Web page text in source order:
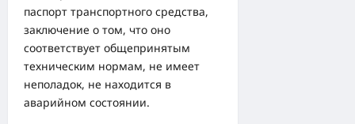
паспорт транспортного средства,
заключение о том, что оно
соответствует общепринятым
техническим нормам, не имеет
неполадок, не находится в
аварийном состоянии.